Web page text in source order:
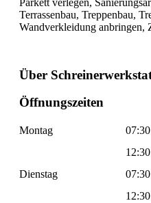
Terrassenbau, Treppenbau,
Wandverkleidung anbringen,
Über
Öffnungszeiten
Montag
Dienstag